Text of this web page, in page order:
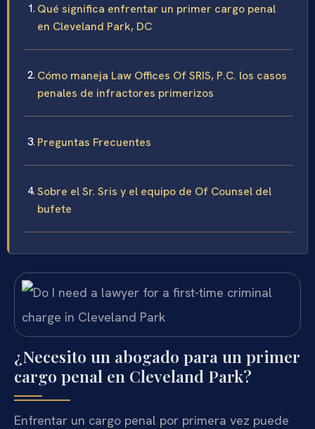
Qué significa enfrentar un primer cargo penal
en Cleveland Park, DC
Cómo maneja Law Offices Of SRIS, P.C. los casos
penales de infractores primerizos
Preguntas Frecuentes
Sobre el Sr. Sris y el equipo de Of Counsel del
bufete
¿Necesito un abogado para un primer
cargo penal en Cleveland Park?
Enfrentar un cargo penal por primera vez puede